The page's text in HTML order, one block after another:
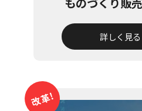
詳しく見る
改革!